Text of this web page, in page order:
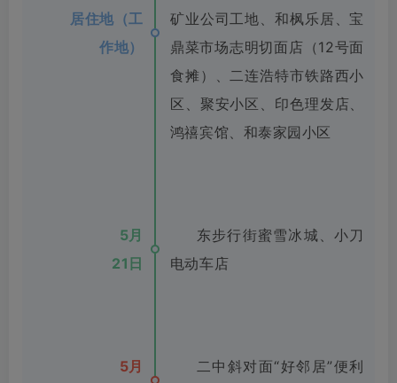
居住地（工
作地）
矿业公司工地、和枫乐居、宝
鼎菜市场志明切面店（12号面
食摊）、二连浩特市铁路西小
区、聚安小区、印色理发店、
鸿禧宾馆、和泰家园小区
5月
21日
东步行街蜜雪冰城、小刀
电动车店
5月
二中斜对面“好邻居”便利